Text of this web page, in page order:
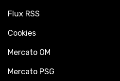
Flux RSS
Cookies
Mercato OM
Mercato PSG